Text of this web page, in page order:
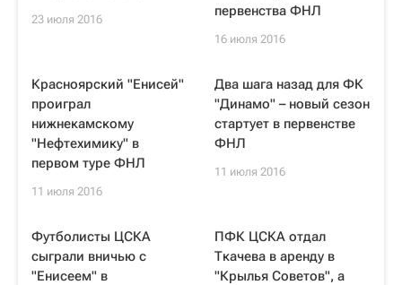
23 июля 2016
первенства ФНЛ
16 июля 2016
Красноярский "Енисей"
проиграл
нижнекамскому
"Нефтехимику" в
первом туре ФНЛ
11 июля 2016
Два шага назад для ФК
"Динамо" – новый сезон
стартует в первенстве
ФНЛ
11 июля 2016
Футболисты ЦСКА
сыграли вничью с
"Енисеем" в
ПФК ЦСКА отдал
Ткачева в аренду в
"Крылья Советов", а